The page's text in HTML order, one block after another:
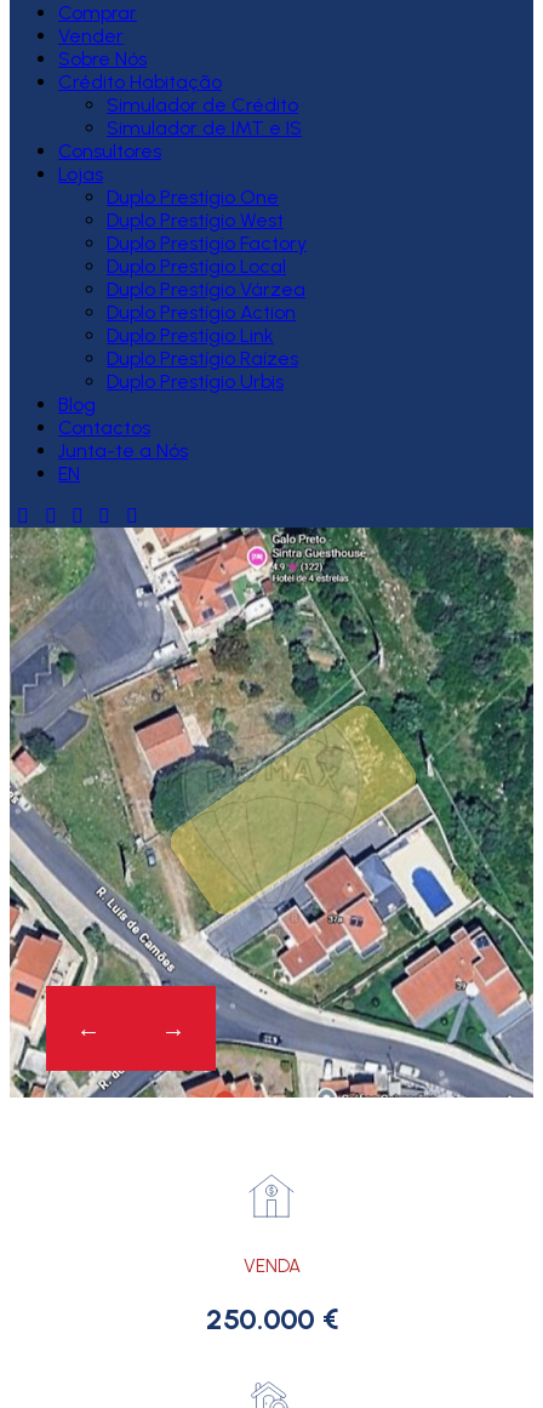
Comprar
Vender
Sobre Nós
Crédito Habitação
Simulador de Crédito
Simulador de IMT e IS
Consultores
Lojas
Duplo Prestígio One
Duplo Prestígio West
Duplo Prestígio Factory
Duplo Prestígio Local
Duplo Prestígio Várzea
Duplo Prestígio Action
Duplo Prestígio Link
Duplo Prestígio Raízes
Duplo Prestígio Urbis
Blog
Contactos
Junta-te a Nós
EN
VENDA
250.000 €